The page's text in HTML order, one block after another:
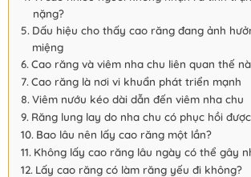
nặng?
Dấu hiệu cho thấy cao răng đang ảnh
miệng
Cao răng và viêm nha chu liên quan thế
Cao răng là nơi vi khuẩn phát triển mạnh
Viêm nướu kéo dài dẫn đến viêm nha chu
Răng lung lay do nha chu có phục hồi
Bao lâu nên lấy cao răng một lần?
Không lấy cao răng lâu ngày có thể gây
Lấy cao răng có làm răng yếu đi không?